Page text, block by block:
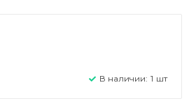
В наличии: 1 шт